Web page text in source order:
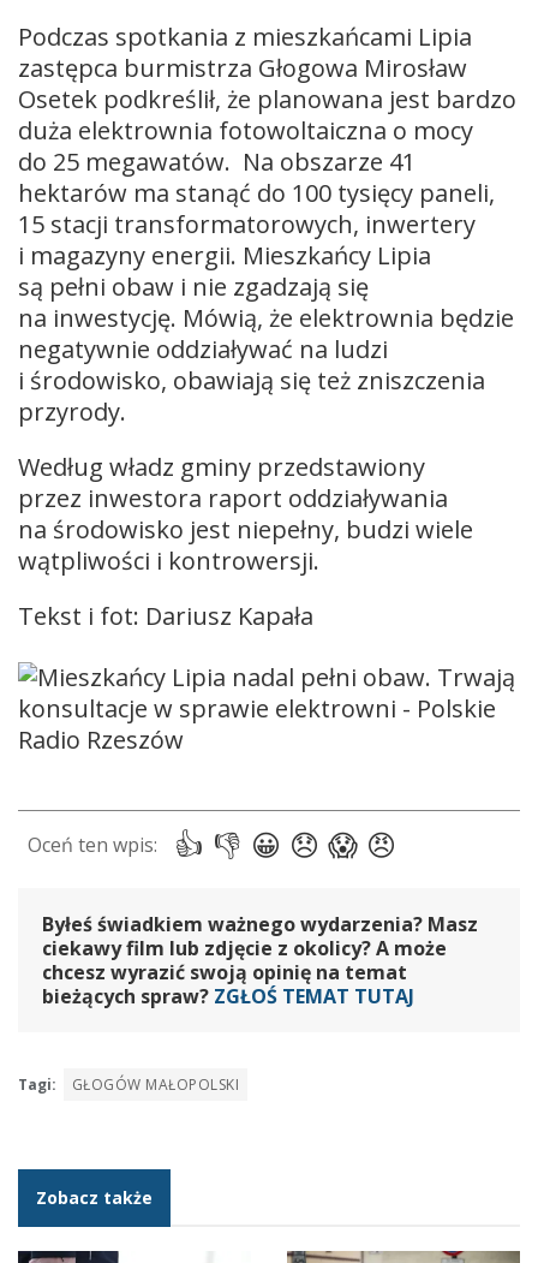
Podczas spotkania z mieszkańcami Lipia
zastępca burmistrza Głogowa Mirosław
Osetek podkreślił, że planowana jest bardzo
duża elektrownia fotowoltaiczna o mocy
do 25 megawatów. Na obszarze 41
hektarów ma stanąć do 100 tysięcy paneli,
15 stacji transformatorowych, inwertery
i magazyny energii. Mieszkańcy Lipia
są pełni obaw i nie zgadzają się
na inwestycję. Mówią, że elektrownia będzie
negatywnie oddziaływać na ludzi
i środowisko, obawiają się też zniszczenia
przyrody.
Według władz gminy przedstawiony
przez inwestora raport oddziaływania
na środowisko jest niepełny, budzi wiele
wątpliwości i kontrowersji.
Tekst i fot: Dariusz Kapała
Byłeś świadkiem ważnego wydarzenia? Masz
ciekawy film lub zdjęcie z okolicy? A może
chcesz wyrazić swoją opinię na temat
bieżących spraw? ZGŁOŚ TEMAT TUTAJ
Tagi: GŁOGÓW MAŁOPOLSKI
Zobacz także